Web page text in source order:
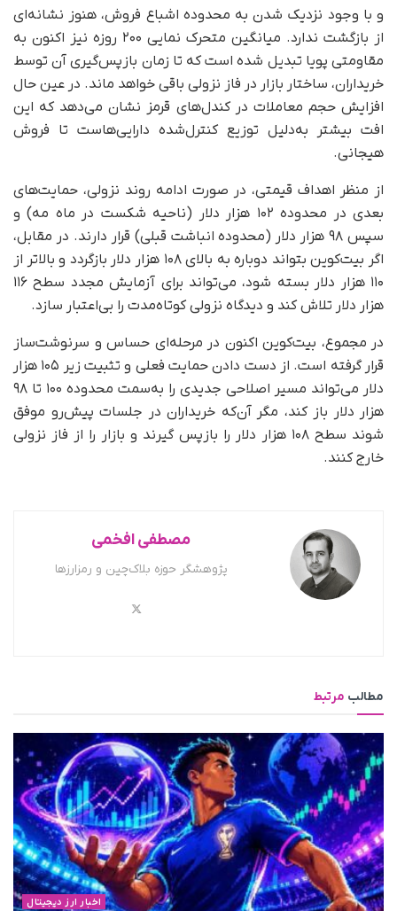
و با وجود نزدیک شدن به محدوده اشباع فروش، هنوز نشانه‌ای
از بازگشت ندارد. میانگین متحرک نمایی ۲۰۰ روزه نیز اکنون به
مقاومتی پویا تبدیل شده است که تا زمان بازپس‌گیری آن توسط
خریداران، ساختار بازار در فاز نزولی باقی خواهد ماند. در عین حال
افزایش حجم معاملات در کندل‌های قرمز نشان می‌دهد که این
افت بیشتر به‌دلیل توزیع کنترل‌شده دارایی‌هاست تا فروش
هیجانی.
از منظر اهداف قیمتی، در صورت ادامه روند نزولی، حمایت‌های
بعدی در محدوده ۱۰۲ هزار دلار (ناحیه شکست در ماه مه) و
سپس ۹۸ هزار دلار (محدوده انباشت قبلی) قرار دارند. در مقابل،
اگر بیت‌کوین بتواند دوباره به بالای ۱۰۸ هزار دلار بازگردد و بالاتر از
۱۱۰ هزار دلار بسته شود، می‌تواند برای آزمایش مجدد سطح ۱۱۶
هزار دلار تلاش کند و دیدگاه نزولی کوتاه‌مدت را بی‌اعتبار سازد.
در مجموع، بیت‌کوین اکنون در مرحله‌ای حساس و سرنوشت‌ساز
قرار گرفته است. از دست دادن حمایت فعلی و تثبیت زیر ۱۰۵ هزار
دلار می‌تواند مسیر اصلاحی جدیدی را به‌سمت محدوده ۱۰۰ تا ۹۸
هزار دلار باز کند، مگر آن‌که خریداران در جلسات پیش‌رو موفق
شوند سطح ۱۰۸ هزار دلار را بازپس گیرند و بازار را از فاز نزولی
خارج کنند.
مصطفی افخمی
پژوهشگر حوزه بلاک‌چین و رمزارزها
مطالب مرتبط
اخبار ارز دیجیتال